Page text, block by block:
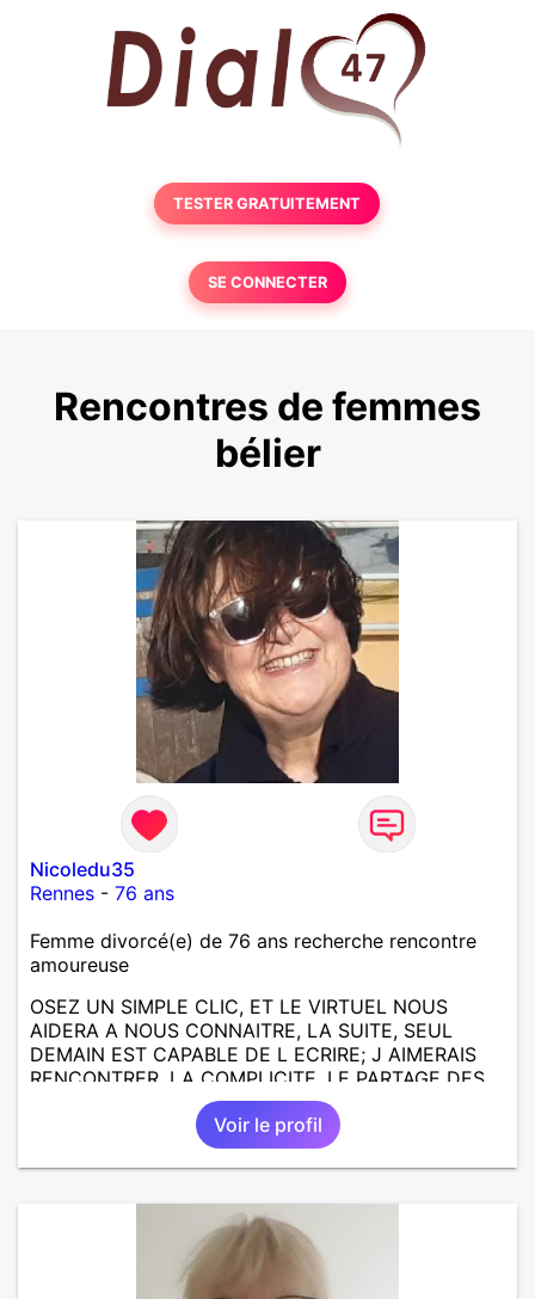
TESTER GRATUITEMENT
SE CONNECTER
Rencontres de femmes
bélier
Nicoledu35
Rennes - 76 ans
Femme divorcé(e) de 76 ans recherche rencontre
amoureuse
OSEZ UN SIMPLE CLIC, ET LE VIRTUEL NOUS
AIDERA A NOUS CONNAITRE, LA SUITE, SEUL
DEMAIN EST CAPABLE DE L ECRIRE; J AIMERAIS
RENCONTRER, LA COMPLICITE, LE PARTAGE DES
BELLES CHOSES DE LA VIE : BALADES, VOYAGES
EN FRANCE OU AILLEURS. ETRE A L ECOUTE DE L
AUTRE, ET LA VIE SERA PLUS BELLE
ENCORE.....................
Voir le profil